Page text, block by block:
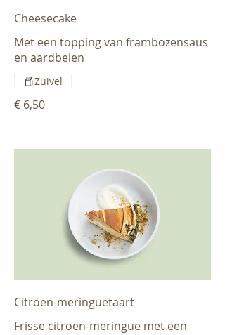
Cheesecake
Met een topping van frambozensaus
en aardbeien
€ 6,50
Zuivel
Citroen-meringuetaart
Frisse citroen-meringue met een